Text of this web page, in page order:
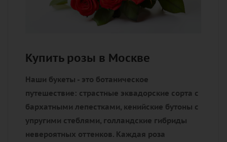
Купить розы в Москве
Наши букеты - это ботаническое
путешествие: страстные эквадорские сорта с
бархатными лепестками, кенийские бутоны с
упругими стеблями, голландские гибриды
невероятных оттенков. Каждая роза